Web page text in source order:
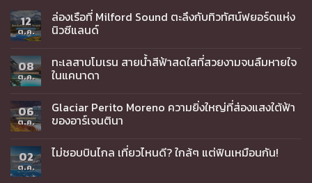
12
ต.ค.
ล่องเรือที่ Milford Sound ตะลึงกับทิวทัศน์ฟยอร์ดแห่ง
นิวซีแลนด์
08
ต.ค.
ทะเลสาบโมเรน สายน้ำสีฟ้าสดใสที่สวยงามจนลืมหายใจ
ในแคนาดา
06
ต.ค.
Glaciar Perito Moreno ความยิ่งใหญ่ที่ส่องแสงใต้ฟ้า
ของอาร์เจนตินา
02
ต.ค.
ไม่ชอบบินไกล เที่ยวไหนดี? ใกล้ๆ แต่ฟินเหมือนกัน!